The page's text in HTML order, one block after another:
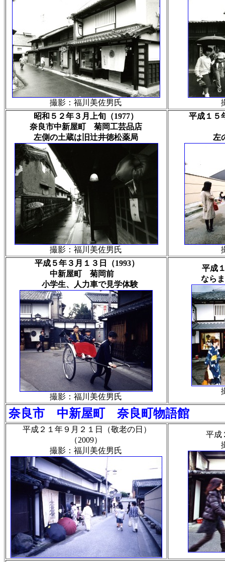
撮影：福川美佐男氏
昭和５２年３月上旬（1977）
奈良市中新屋町 菊岡工芸品店
左側の土蔵は旧辻井徳松薬局
撮影：福川美佐男氏
平成１５
左
平成５年３月１３日（1993）
中新屋町 菊岡前
小学生、人力車で見学体験
撮影：福川美佐男氏
平成
なら
奈良市 中新屋町 奈良町物語館
平成２１年９月２１日（敬老の日）
（2009）
撮影：福川美佐男氏
平成